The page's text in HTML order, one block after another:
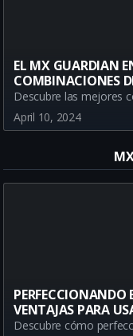
EL MX GUARDIAN
COMBINACIONES
ROYALE
April 10, 2024
PERFECCIONANDO
VENTAJAS PARA